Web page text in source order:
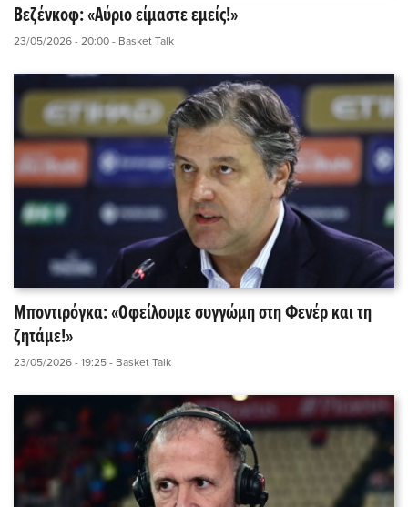
Βεζένκοφ: «Αύριο είμαστε εμείς!»
23/05/2026 - 20:00 - Basket Talk
Μποντιρόγκα: «Οφείλουμε συγγώμη στη Φενέρ και τη
ζητάμε!»
23/05/2026 - 19:25 - Basket Talk